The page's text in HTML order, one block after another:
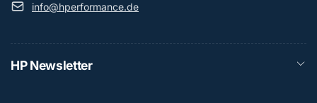
info@hperformance.de
HP Newsletter